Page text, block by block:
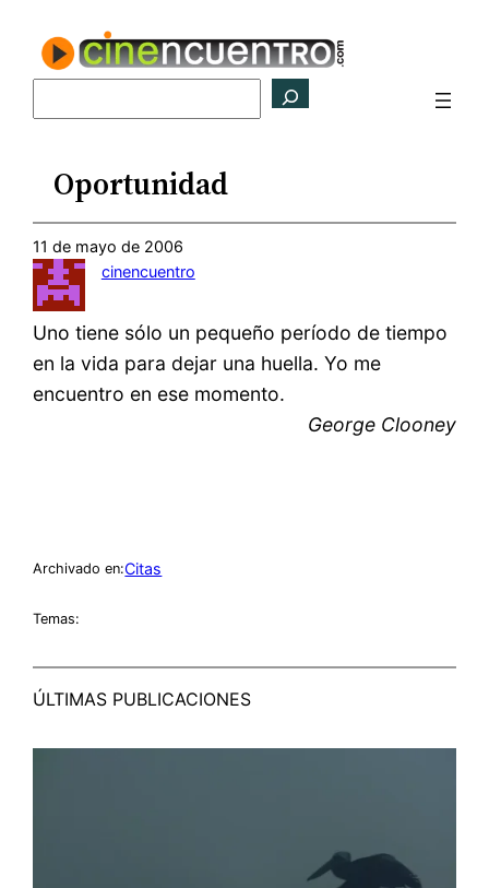
contenido
Oportunidad
11 de mayo de 2006
cinencuentro
Uno tiene sólo un pequeño período de tiempo
en la vida para dejar una huella. Yo me
encuentro en ese momento.
George Clooney
Archivado en:Citas
Temas:
ÚLTIMAS PUBLICACIONES